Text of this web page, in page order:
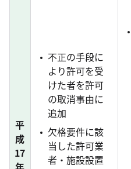
平
成
17
不正の手段に
より許可を受
けた者を許可
の取消事由に
追加
欠格要件に該
当した許可業
者・施設設置